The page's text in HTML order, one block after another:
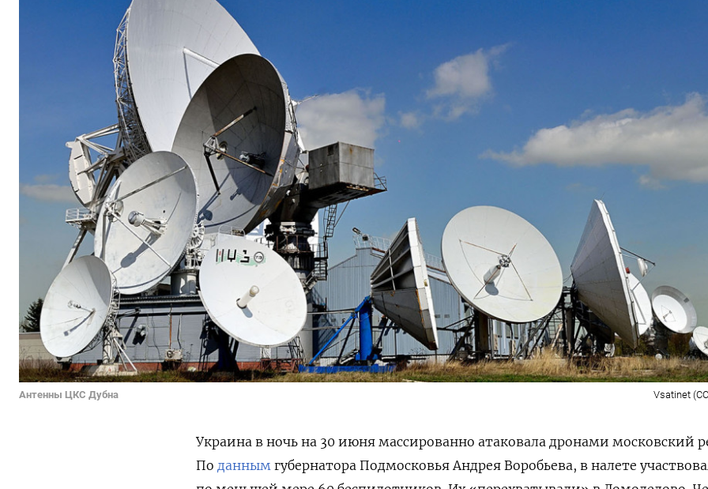
Антенны ЦКС Дубна Vsatinet
Украина в ночь на 30 июня массированно атаковала дронами московский
По данным губернатора Подмосковья Андрея Воробьева, в налете